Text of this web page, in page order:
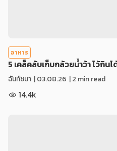
อาหาร
5 เคล็คลับเก็บกล้วยน้ำว้า ไว้กิน
ฉันท์ชมา |03.08.26 | 2 min read
14.4k